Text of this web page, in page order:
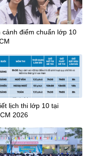
cảnh điểm chuẩn lớp 10
lịch thi lớp 10 tại
2026